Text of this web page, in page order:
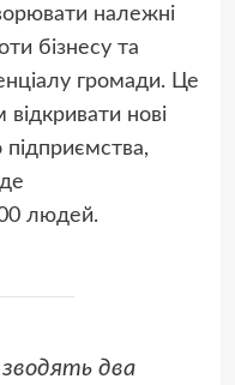
належні
бізнесу та
громади. Це
нові
підприємства,
людей.
два